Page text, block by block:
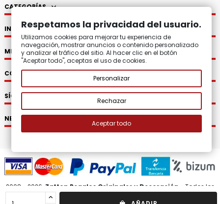
CATEGORÍAS
INFORMACIÓN
MI CUENTA
CONTACTO
SÍGUENOS
NEWSLETTER
2008 - 2026. Zatton Regalos Originales y Decoración.
Todos los
derechos reservados.
Respetamos la privacidad del usuario.
Utilizamos cookies para mejorar tu experiencia de
navegación, mostrar anuncios o contenido personalizado
y analizar el tráfico del sitio. Al hacer clic en el botón
"Aceptar todo", aceptas el uso de cookies.
Personalizar
Rechazar
Aceptar todo